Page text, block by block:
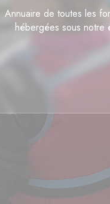
Annuaire de toutes les
hébergées sous notre